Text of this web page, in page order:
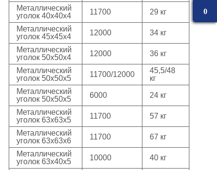
Металлический
уголок 40х40х4
11700 29 кг
Металлический
уголок 45х45х4
12000 34 кг
Металлический
уголок 50х50х4
12000 36 кг
Металлический
уголок 50х50х5
11700/12000
45,5/48
кг
Металлический
уголок 50х50х5
6000 24 кг
Металлический
уголок 63х63х5
11700 57 кг
Металлический
уголок 63х63х6
11700 67 кг
Металлический
уголок 63х40х5
10000 40 кг
0